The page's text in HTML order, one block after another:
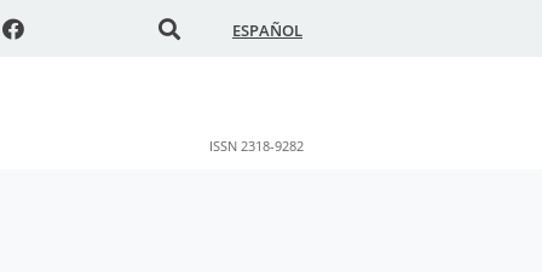
ESPAÑOL
ISSN 2318-9282